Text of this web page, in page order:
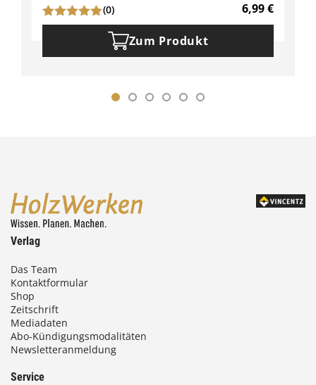
(0) 6,99€
Zum Produkt
Verlag
Das Team
Kontaktformular
Shop
Zeitschrift
Mediadaten
Abo-Kündigungsmodalitäten
Newsletteranmeldung
Service